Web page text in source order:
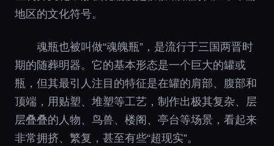
地区的文化符号。
魂瓶也被叫做“魂魄瓶”，是流行于三国两晋时
期的随葬明器。它的基本形态是一个巨大的罐或
瓶，但其最引人注目的特征是在罐的肩部、腹部和
顶端，用贴塑、堆塑等工艺，制作出极其复杂、层
层叠叠的人物、鸟兽、楼阁、亭台等场景，看起来
非常拥挤、繁复，甚至有些“超现实”。